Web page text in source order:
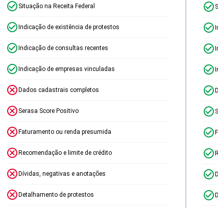
Situação na Receita Federal
Indicação de existência de protestos
Indicação de consultas recentes
Indicação de empresas vinculadas
Dados cadastrais completos
Serasa Score Positivo
Faturamento ou renda presumida
Recomendação e limite de crédito
Dívidas, negativas e anotações
Detalhamento de protestos